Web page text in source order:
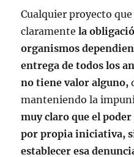
Cualquier proyecto
claramentela
organismos
entrega de todos los
no tiene valor alguno,
manteniendo la
muy claro que el
por propia iniciativa,
establecer esa